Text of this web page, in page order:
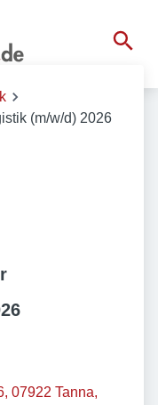
(m/w/d) 2026
07922 Tanna,